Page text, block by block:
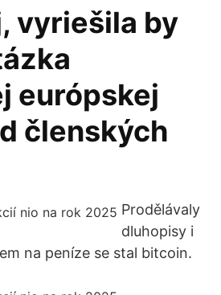
vyriešila by
európskej
členských
Prodělávaly
dluhopisy i
na peníze se stal bitcoin.